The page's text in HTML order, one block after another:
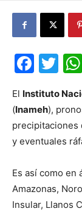
El Instituto
(Inameh),
precipitaciones
y eventuales
Es así como en
Amazonas,
Insular, Llanos